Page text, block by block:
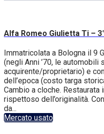
Alfa Romeo Giulietta Ti –
Immatricolata a Bologna il 9
(negli Anni ’70, le automobili
acquirente/proprietario) e
dell’epoca (costo targa
Cambio a cloche.
rispettoso dell’originalità.
da...
Mercato usato